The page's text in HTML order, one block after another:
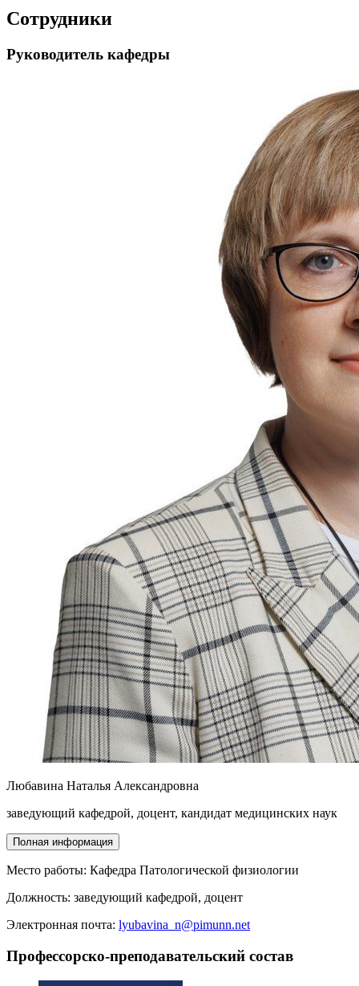
Сотрудники
Руководитель кафедры
Любавина Наталья Александровна
заведующий кафедрой, доцент, кандидат медицинских наук
Полная информация
Место работы: Кафедра Патологической физиологии
Должность: заведующий кафедрой, доцент
Электронная почта: lyubavina_n@pimunn.net
Профессорско-преподавательский состав